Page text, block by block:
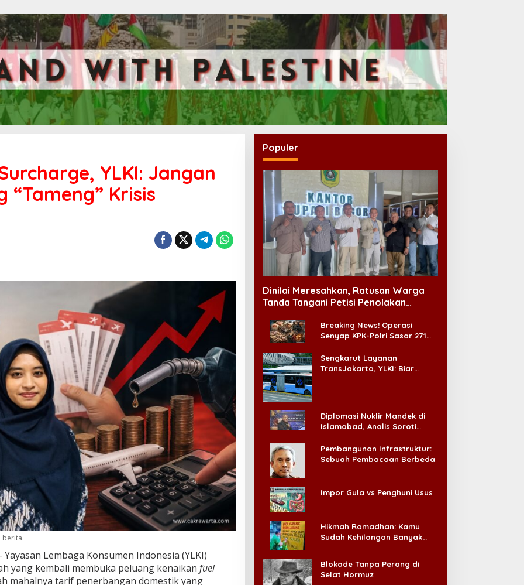
YLKI: Jangan
“Tameng” Krisis
berita.
Yayasan Lembaga Konsumen Indonesia (YLKI)
yang kembali membuka peluang kenaikan fuel
mahalnya tarif penerbangan domestik yang
Populer
Dinilai Meresahkan, Ratusan Warga
Tanda Tangani Petisi Penolakan
Breaking News! Operasi
Senyap KPK-Polri Sasar 271
Ada ‘Badai Pemeriksaan’
Sengkarut Layanan
TransJakarta, YLKI: Biar
Diplomasi Nuklir Mandek di
Islamabad, Analis Soroti
Pembangunan Infrastruktur:
Sebuah Pembacaan Berbeda
Impor Gula vs Penghuni Usus
Hikmah Ramadhan: Kamu
Sudah Kehilangan Banyak
Blokade Tanpa Perang di
Selat Hormuz